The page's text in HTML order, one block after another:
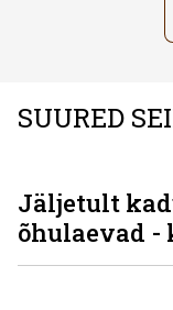
SUURED
Jäljetult
õhulaevad -